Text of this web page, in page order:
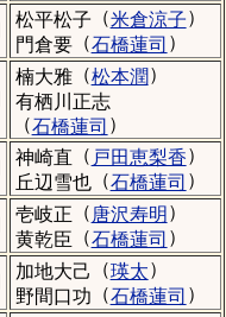
松平松子 （米倉涼子）
門倉要（石橋蓮司 ）
楠大雅（松本潤）
有栖川正志
（石橋蓮司 ）
神崎直 （ 戸田恵梨香）
丘辺雪也 （石橋蓮司 ）
壱岐正 （ 唐沢寿明 ）
黄乾臣 （石橋蓮司 ）
加地大己 （瑛太）
野間口功 （石橋蓮司 ）